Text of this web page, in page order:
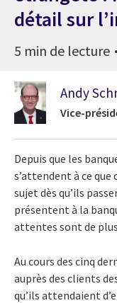
détail sur
5 min de lecture
Andy
Vice-
Depuis que les
s’attendent à ce
sujet dès qu’ils
présentent à la
attentes sont de
Au cours des cinq
auprès des clients
qu’ils attendaient